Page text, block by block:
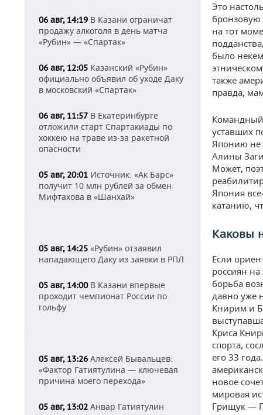
06 авг, 14:19 В Казани ограничат
продажу алкоголя в день матча
«Рубин» — «Спартак»
06 авг, 12:05 Казанский «Рубин»
официально объявил об уходе Даку
в московский «Спартак»
06 авг, 11:57 В Екатеринбурге
отложили старт Спартакиады по
хоккею на траве из-за ракетной
опасности
05 авг, 20:01 Источник: «Ак Барс»
получит 10 млн рублей за обмен
Мифтахова в «Шанхай»
05 авг, 14:25 «Рубин» отзаявил
нападающего Даку из заявки в РПЛ
05 авг, 14:00В Казани впервые
проходит чемпионат России по
гольфу
05 авг, 13:26 Алексей Бывальцев:
«Фактор Гатиятулина — ключевая
причина моего перехода»
05 авг, 13:02 Анвар Гатиятулин
Это
бронзовую
на тот
было
также
правда,
Командный
уставших
Японию не
Алины
Может,
Япония
катанию,
Каковы
Если
россиян
борьба
давно уже
Книрим и
Криса
спорта,
его 33
новое
мировая
Грищук —